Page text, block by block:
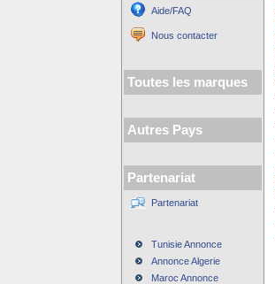
Aide/FAQ
Nous contacter
Toutes les marques
Autres Pays
Partenariat
Partenariat
Tunisie Annonce
Annonce Algerie
Maroc Annonce